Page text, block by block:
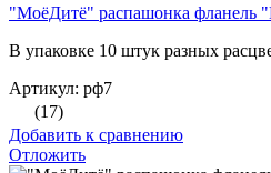
"МоёДитё" распашонка фланель
В упаковке 10 штук разных
Артикул: рф7
(17)
Добавить к сравнению
Отложить